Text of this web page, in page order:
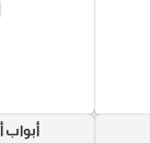
أبواب